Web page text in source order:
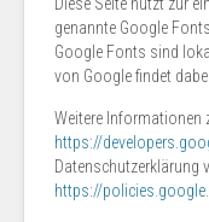
genannte Google
Google Fonts sind
von Google findet
Weitere Informationen
https://
Datenschutzerklärung
https://